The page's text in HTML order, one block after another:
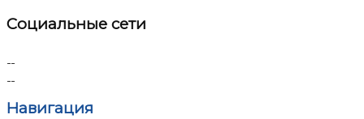
Социальные сети
Навигация